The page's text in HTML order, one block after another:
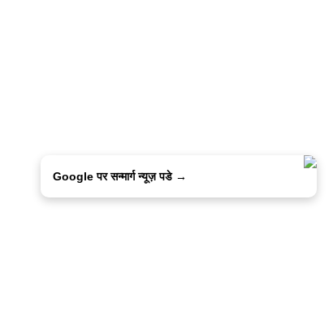
Google पर सन्मार्ग न्यूज़ पडे →